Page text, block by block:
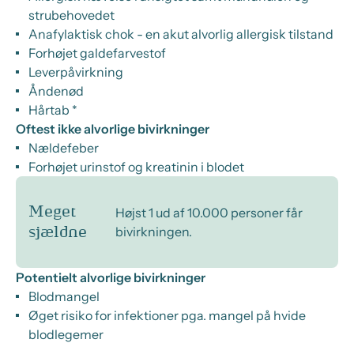
strubehovedet
Anafylaktisk chok - en akut alvorlig allergisk tilstand
Forhøjet galdefarvestof
Leverpåvirkning
Åndenød
Hårtab *
Oftest ikke alvorlige bivirkninger
Nældefeber
Forhøjet urinstof og kreatinin i blodet
Meget
sjældne
Højst 1 ud af 10.000 personer får
bivirkningen.
Potentielt alvorlige bivirkninger
Blodmangel
Øget risiko for infektioner pga. mangel på hvide
blodlegemer